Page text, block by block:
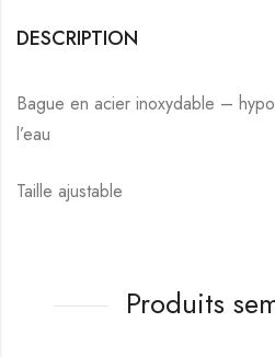
DESCRIPTION
Bague en acier inoxydable –
l’eau
Taille ajustable
Produits